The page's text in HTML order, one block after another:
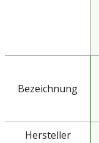
Bezeichnung
Hersteller